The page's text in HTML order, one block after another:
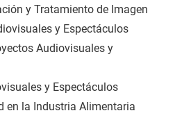
y Tratamiento de Imagen
y Espectáculos
Audiovisuales y
y Espectáculos
en la Industria Alimentaria